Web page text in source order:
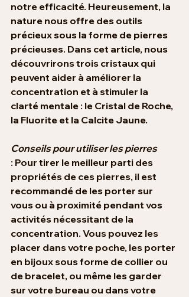
notre efficacité. Heureusement, la
nature nous offre des outils
précieux sous la forme de pierres
précieuses. Dans cet article, nous
découvrirons trois cristaux qui
peuvent aider à améliorer la
concentration et à stimuler la
clarté mentale : le Cristal de Roche,
la Fluorite et la Calcite Jaune.
Conseils pour utiliser les pierres
: Pour tirer le meilleur parti des
propriétés de ces pierres, il est
recommandé de les porter sur
vous ou à proximité pendant vos
activités nécessitant de la
concentration. Vous pouvez les
placer dans votre poche, les porter
en bijoux sous forme de collier ou
de bracelet, ou même les garder
sur votre bureau ou dans votre